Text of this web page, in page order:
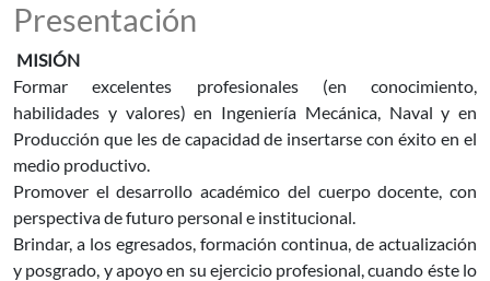
Presentación
MISIÓN
Formar excelentes profesionales (en conocimiento,
habilidades y valores) en Ingeniería Mecánica, Naval y en
Producción que les de capacidad de insertarse con éxito en el
medio productivo.
Promover el desarrollo académico del cuerpo docente, con
perspectiva de futuro personal e institucional.
Brindar, a los egresados, formación continua, de actualización
y posgrado, y apoyo en su ejercicio profesional, cuando éste lo